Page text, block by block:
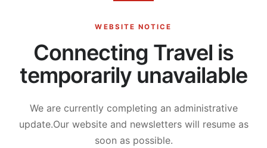
WEBSITE NOTICE
Connecting Travel is
temporarily unavailable
We are currently completing an administrative
update.Our website and newsletters will resume as
soon as possible.